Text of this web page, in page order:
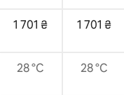
1 701 ₴ 1 701 ₴
28 °C 28 °C